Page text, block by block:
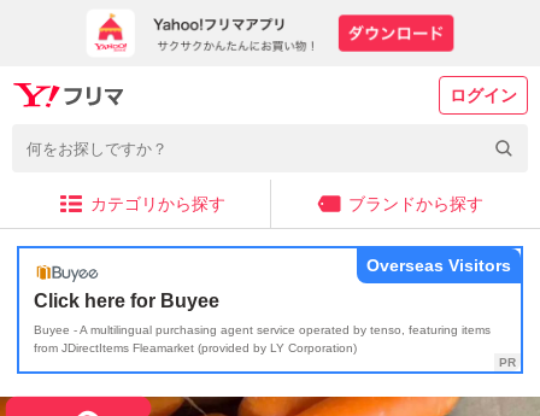
ログイン
カテゴリから探す ブランドから探す
Click here for Buyee
Buyee - A multilingual purchasing agent service operated by tenso, featuring items
from JDirectItems Fleamarket (provided by LY Corporation)
Overseas Visitors